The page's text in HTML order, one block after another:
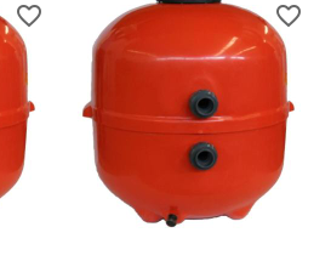
favorite_border favorite_border